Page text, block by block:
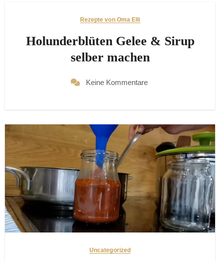
Rezepte von Oma Elli
Holunderblüten Gelee & Sirup
selber machen
Keine Kommentare
Uncategorized